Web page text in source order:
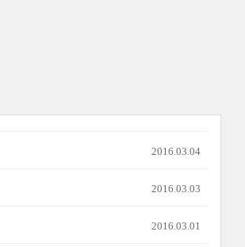
2016.03.04
2016.03.03
2016.03.01